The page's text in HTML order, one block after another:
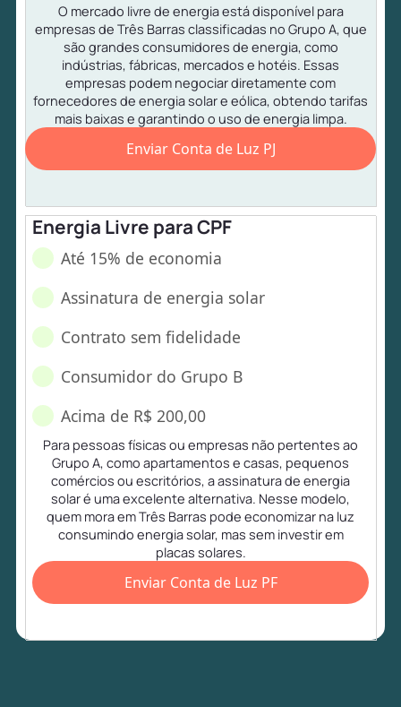
O mercado livre de energia está disponível para
empresas de Três Barras classificadas no Grupo A, que
são grandes consumidores de energia, como
indústrias, fábricas, mercados e hotéis. Essas
empresas podem negociar diretamente com
fornecedores de energia solar e eólica, obtendo tarifas
mais baixas e garantindo o uso de energia limpa.
Enviar Conta de Luz PJ
Energia Livre para CPF
Até 15% de economia
Assinatura de energia solar
Contrato sem fidelidade
Consumidor do Grupo B
Acima de R$ 200,00
Para pessoas físicas ou empresas não pertentes ao
Grupo A, como apartamentos e casas, pequenos
comércios ou escritórios, a assinatura de energia
solar é uma excelente alternativa. Nesse modelo,
quem mora em Três Barras pode economizar na luz
consumindo energia solar, mas sem investir em
placas solares.
Enviar Conta de Luz PF